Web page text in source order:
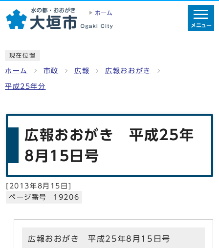
ホーム
メニュー
現在位置
ホーム 市政 広報 広報おおがき
平成25年分
広報おおがき 平成25年
8月15日号
[ 2013年8月15日 ]
ページ番号 19206
広報おおがき 平成25年8月15日号